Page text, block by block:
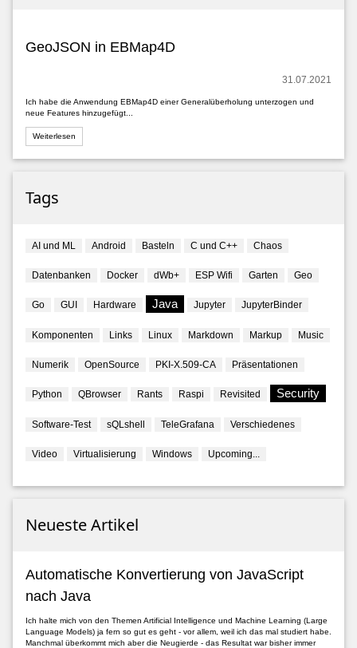
GeoJSON in EBMap4D
31.07.2021
Ich habe die Anwendung EBMap4D einer Generalüberholung unterzogen und
neue Features hinzugefügt...
Weiterlesen
Tags
AI und ML Android Basteln C und C++ Chaos
Datenbanken Docker dWb+ ESP Wifi Garten Geo
Go GUI Hardware Java Jupyter JupyterBinder
Komponenten Links Linux Markdown Markup Music
Numerik OpenSource PKI-X.509-CA Präsentationen
Python QBrowser Rants Raspi Revisited Security
Software-Test sQLshell TeleGrafana Verschiedenes
Video Virtualisierung Windows Upcoming...
Neueste Artikel
Automatische Konvertierung von JavaScript
nach Java
Ich halte mich von den Themen Artificial Intelligence und Machine Learning (Large
Language Models) ja fern so gut es geht - vor allem, weil ich das mal studiert habe.
Manchmal überkommt mich aber die Neugierde - das Resultat war bisher immer